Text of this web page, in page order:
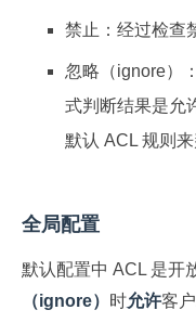
禁止：经过检查
忽略（ignore）
式判断结果是允
默认 ACL 规则
全局配置
默认配置中 ACL 是开
（ignore） 时允许客